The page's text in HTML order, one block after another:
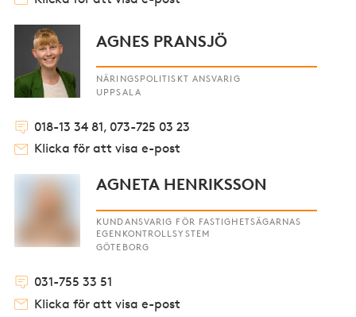
AGNES PRANSJÖ
NÄRINGSPOLITISKT ANSVARIG
UPPSALA
018-13 34 81, 073-725 03 23
Klicka för att visa e-post
AGNETA HENRIKSSON
KUNDANSVARIG FÖR FASTIGHETSÄGARNAS
EGENKONTROLLSYSTEM
GÖTEBORG
031-755 33 51
Klicka för att visa e-post